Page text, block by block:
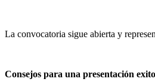
La convocatoria sigue abierta y
Consejos para una presentación